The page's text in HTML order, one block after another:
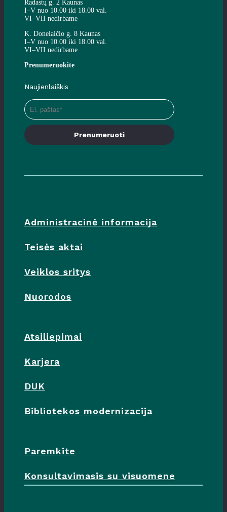
Radastų g. 2 Kaunas
I–V nuo 10.00 iki 18.00 val.
VI–VII nedirbame
K. Donelaičio g. 8 Kaunas
I–V nuo 10.00 iki 18.00 val.
VI–VII nedirbame
Prenumeruokite
Naujienlaiškis
Prenumeruoti
Administracinė informacija
Teisės aktai
Veiklos sritys
Nuorodos
Atsiliepimai
Karjera
DUK
Bibliotekos modernizacija
Paremkite
Konsultavimasis su visuomene